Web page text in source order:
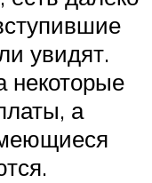
увидят.
некоторые
а